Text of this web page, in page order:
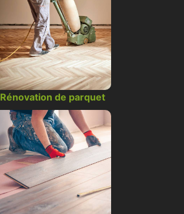
Rénovation de parquet